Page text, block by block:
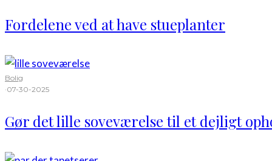
Fordelene ved at have stueplanter
Bolig
·07-30-2025
Gør det lille soveværelse til et dejligt